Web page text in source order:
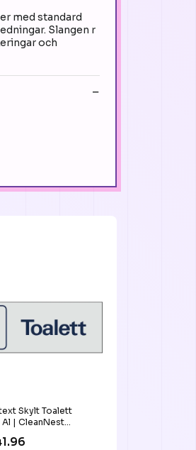
med standard
Slangen r
och
Skylt Toalett
| CleanNest